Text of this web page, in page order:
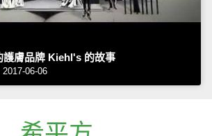
護膚品牌 Kiehl's 的故事
06-06